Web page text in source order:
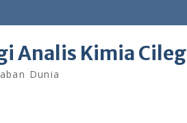
Analis Kimia
Dunia